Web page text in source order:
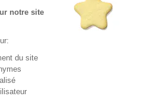
notre site
du site
Contact
avis publiés)